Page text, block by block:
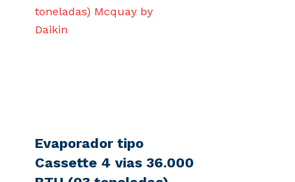
Evaporador tipo
Cassette 4 vias 36.000